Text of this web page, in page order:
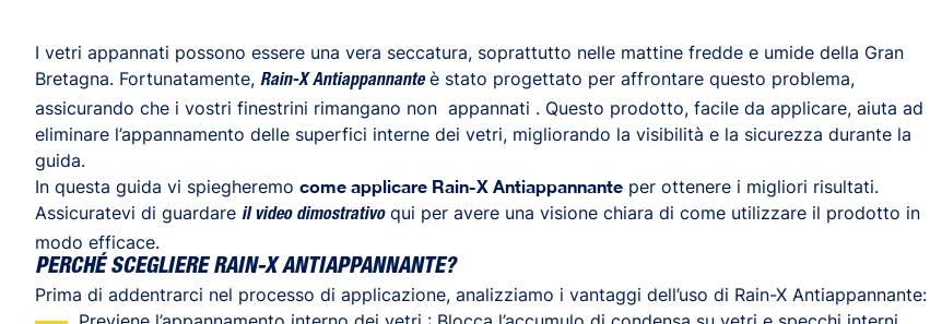
I vetri appannati possono essere una vera seccatura, soprattutto nelle mattine fredde e umide della Gran
Bretagna. Fortunatamente, Rain-X Antiappannanteè stato progettato per affrontare questo problema,
assicurando che i vostri finestrini rimangano non appannati . Questo prodotto, facile da applicare, aiuta ad
eliminare l’appannamento delle superfici interne dei vetri, migliorando la visibilità e la sicurezza durante la
guida.
In questa guida vi spiegheremo come applicare Rain-X Antiappannante per ottenere i migliori risultati.
Assicuratevi di guardare il video dimostrativoqui per avere una visione chiara di come utilizzare il prodotto in
modo efficace.
PERCHÉ SCEGLIERE RAIN-X ANTIAPPANNANTE?
Prima di addentrarci nel processo di applicazione, analizziamo i vantaggi dell’uso di Rain-X Antiappannante: